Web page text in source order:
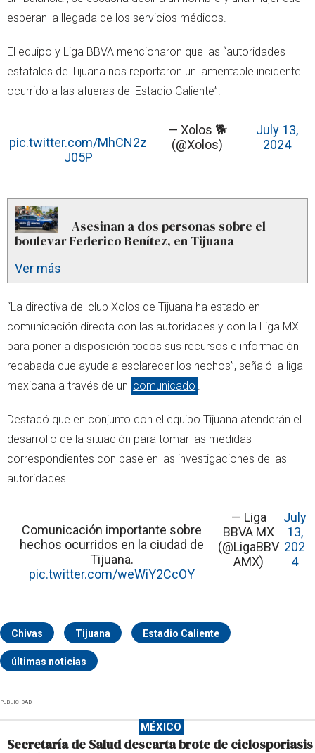
esperan la llegada de los servicios médicos.
El equipo y Liga BBVA mencionaron que las “autoridades
estatales de Tijuana nos reportaron un lamentable incidente
ocurrido a las afueras del Estadio Caliente”.
pic.twitter.com/MhCN2z
J05P
— Xolos 🐕
(@Xolos)
July 13,
2024
Asesinan a dos personas sobre el
boulevar Federico Benítez, en Tijuana
Ver más
“La directiva del club Xolos de Tijuana ha estado en
comunicación directa con las autoridades y con la Liga MX
para poner a disposición todos sus recursos e información
recabada que ayude a esclarecer los hechos”, señaló la liga
mexicana a través de un comunicado .
Destacó que en conjunto con el equipo Tijuana atenderán el
desarrollo de la situación para tomar las medidas
correspondientes con base en las investigaciones de las
autoridades.
Comunicación importante sobre
hechos ocurridos en la ciudad de
Tijuana.
pic.twitter.com/weWiY2CcOY
— Liga
BBVA MX
(@LigaBBV
AMX)
July
13,
202
4
Chivas Tijuana Estadio Caliente
últimas noticias
PUBLICIDAD
MÉXICO
Secretaría de Salud descarta brote de ciclosporiasis